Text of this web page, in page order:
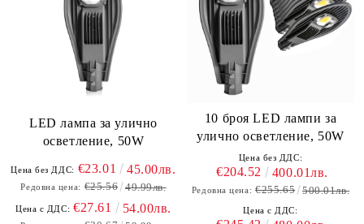
LED лампа за улично
осветление, 50W
Цена без ДДС: €23.01 45.00лв.
Редовна цена: €25.56 49.99лв.
Цена с ДДС: €27.61 54.00лв.
10 броя LED лампи за
улично осветление, 50W
Цена без ДДС:
€204.52 400.01лв.
Редовна цена: €255.65 500.01лв.
Цена с ДДС: